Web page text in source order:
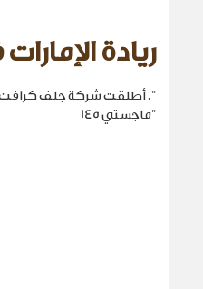
ريادة
". أطلقت شركة جلف كرافت،
"ماجستي 145